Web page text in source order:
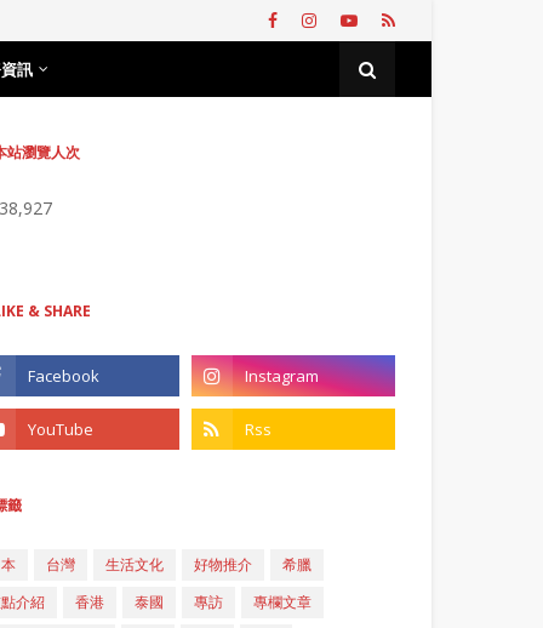
訊
站瀏覽人次
& SHARE
籤
台灣 生活文化 好物推介
希臘
介紹
香港 泰國 專訪
專欄文章